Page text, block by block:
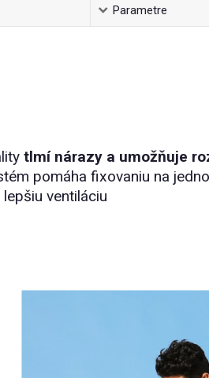
Parametre
tlmí nárazy a umožňuje
pomáha fixovaniu na
ventiláciu